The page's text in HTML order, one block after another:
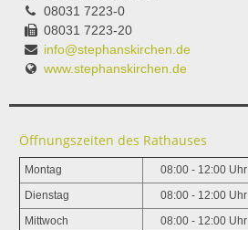
08031 7223-0
08031 7223-20
info@stephanskirchen.de
www.stephanskirchen.de
Öffnungszeiten des Rathauses
Montag 08:00 - 12:00 Uhr
Dienstag 08:00 - 12:00 Uhr
Mittwoch 08:00 - 12:00 Uhr